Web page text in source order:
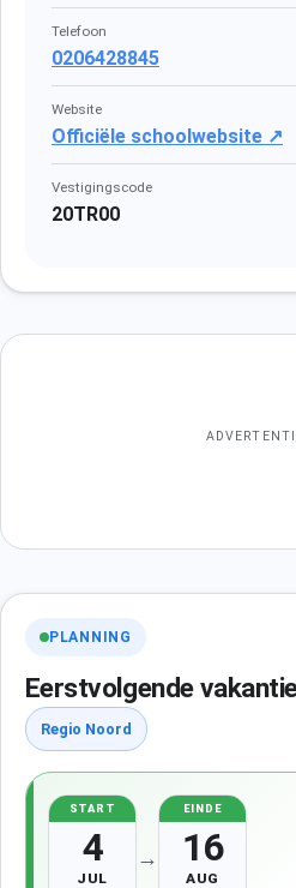
Telefoon
0206428845
Website
Officiële schoolwebsite ↗
Vestigingscode
20TR00
PLANNING
Eerstvolgende
Regio Noord
START
4
JUL
→
EINDE
16
AUG